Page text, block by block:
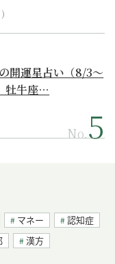
開運星占い（8/3～
牡牛座…
No.
マネー
認知症
漢方